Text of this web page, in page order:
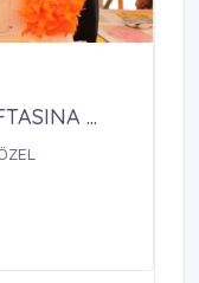
...